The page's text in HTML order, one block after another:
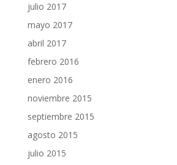
julio 2017
mayo 2017
abril 2017
febrero 2016
enero 2016
noviembre 2015
septiembre 2015
agosto 2015
julio 2015